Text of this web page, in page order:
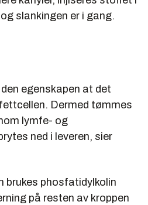
slankingen er i gang.
egenskapen at det
Dermed tømmes
lymfe- og
ned i leveren, sier
brukes phosfatidylkolin
på resten av kroppen